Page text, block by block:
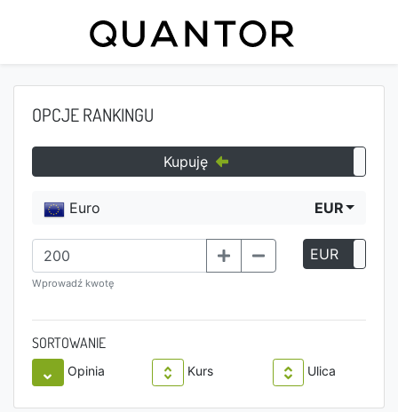
OPCJE RANKINGU
Kupuję
Euro EUR
Wprowadź kwotę
EUR
SORTOWANIE
Opinia Kurs Ulica